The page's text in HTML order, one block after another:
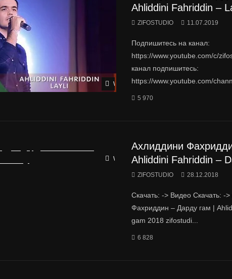
Watch Later
Ahliddini Fahriddin –
ZIFOSTUDIO 11.07.2019
Подпишитесь на канал:
https://www.youtube.com/c/
канал подпишитесь:
https://www.youtube.com/
5 970
Watch Later
Ахлиддини
Ahliddini Fahriddin –
ZIFOSTUDIO 28.12.2018
Скачать: -> Видео Скачать: -
Фахриддин – Дарду гам |
gam 2018 zifostudi...
6 828